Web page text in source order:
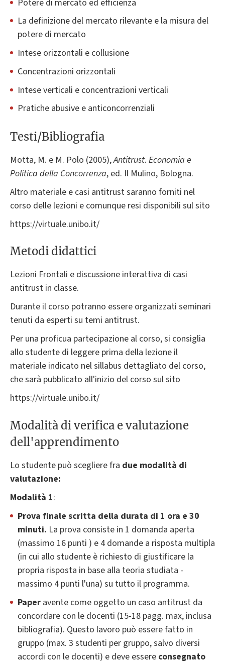
Potere di mercato ed efficienza
La definizione del mercato rilevante e la misura del
potere di mercato
Intese orizzontali e collusione
Concentrazioni orizzontali
Intese verticali e concentrazioni verticali
Pratiche abusive e anticoncorrenziali
Testi/Bibliografia
Motta, M. e M. Polo (2005),Antitrust. Economia e
Politica della Concorrenza, ed. Il Mulino, Bologna.
Altro materiale e casi antitrust saranno forniti nel
corso delle lezioni e comunque resi disponibili sul sito
https://virtuale.unibo.it/
Metodi didattici
Lezioni Frontali e discussione interattiva di casi
antitrust in classe.
Durante il corso potranno essere organizzati seminari
tenuti da esperti su temi antitrust.
Per una proficua partecipazione al corso, si consiglia
allo studente di leggere prima della lezione il
materiale indicato nel sillabus dettagliato del corso,
che sarà pubblicato all'inizio del corso sul sito
https://virtuale.unibo.it/
Modalità di verifica e valutazione
dell'apprendimento
Lo studente può scegliere fra due modalità di
valutazione:
Modalità 1:
Prova finale scritta della durata di 1 ora e 30
minuti. La prova consiste in 1 domanda aperta
(massimo 16 punti ) e 4 domande a risposta multipla
(in cui allo studente è richiesto di giustificare la
propria risposta in base alla teoria studiata -
massimo 4 punti l'una) su tutto il programma.
Paper avente come oggetto un caso antitrust da
concordare con le docenti (15-18 pagg. max, inclusa
bibliografia). Questo lavoro può essere fatto in
gruppo (max. 3 studenti per gruppo, salvo diversi
accordi con le docenti) e deve essere consegnato